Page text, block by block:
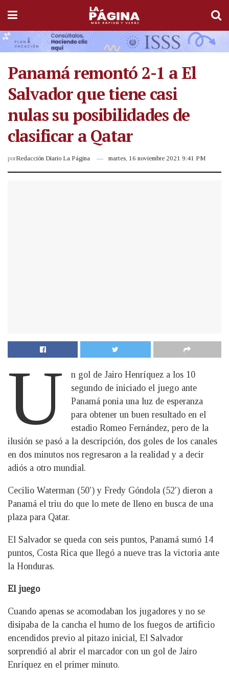
Panamá remontó 2-1 a El
Salvador que tiene casi
nulas su posibilidades de
clasificar a Qatar
porRedacción Diario La Página martes, 16 noviembre 2021 9:41 PM
U
n gol de Jairo Henríquez a los 10
segundo de iniciado el juego ante
Panamá ponia una luz de esperanza
para obtener un buen resultado en el
estadio Romeo Fernández, pero de la
ilusión se pasó a la descripción, dos goles de los canales
en dos minutos nos regresaron a la realidad y a decir
adiós a otro mundial.
Cecilio Waterman (50′) y Fredy Góndola (52′) dieron a
Panamá el triu do que lo mete de lleno en busca de una
plaza para Qatar.
El Salvador se queda con seis puntos, Panamá sumó 14
puntos, Costa Rica que llegó a nueve tras la victoria ante
la Honduras.
El juego
Cuando apenas se acomodaban los jugadores y no se
disipaba de la cancha el humo de los fuegos de artificio
encendidos previo al pitazo inicial, El Salvador
sorprendió al abrir el marcador con un gol de Jairo
Enríquez en el primer minuto.